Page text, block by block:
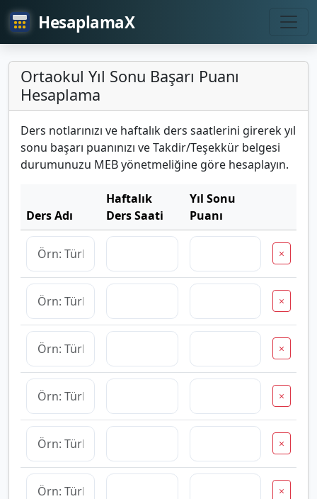
HesaplamaX
Ortaokul Yıl Sonu Başarı Puanı
Hesaplama
Ders notlarınızı ve haftalık ders saatlerini girerek yıl
sonu başarı puanınızı ve Takdir/Teşekkür belgesi
durumunuzu MEB yönetmeliğine göre hesaplayın.
Ders Adı
Haftalık
Ders Saati
Yıl Sonu
Puanı
×
×
×
×
×
×